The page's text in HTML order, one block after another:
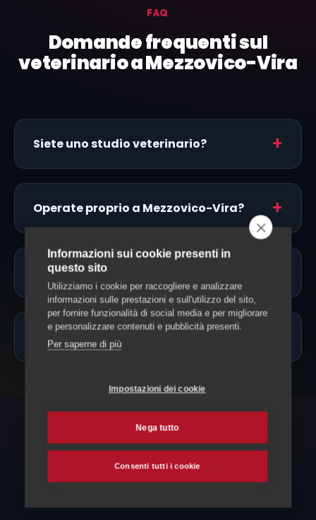
FAQ
Domande frequenti sul
veterinario a Mezzovico-Vira
Siete uno studio veterinario?
Operate proprio a Mezzovico-Vira?
Potete accompagnare il mio animale?
Quanto costa?
Esplora anche
Informazioni sui cookie presenti in
questo sito
Utilizziamo i cookie per raccogliere e analizzare
informazioni sulle prestazioni e sull'utilizzo del sito,
per fornire funzionalità di social media e per migliorare
e personalizzare contenuti e pubblicità presenti.
Per saperne di più
Impostazioni dei cookie
Nega tutto
Consenti tutti i cookie